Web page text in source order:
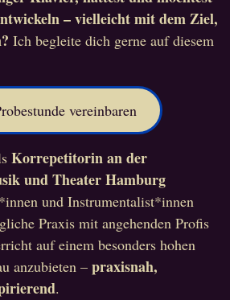
– vielleicht mit dem Ziel,
Ich begleite dich gerne auf diesem
vereinbaren
Korrepetitorin an der
und Theater Hamburg
und Instrumentalist*innen
Praxis mit angehenden Profis
auf einem besonders hohen
anzubieten – praxisnah,
.